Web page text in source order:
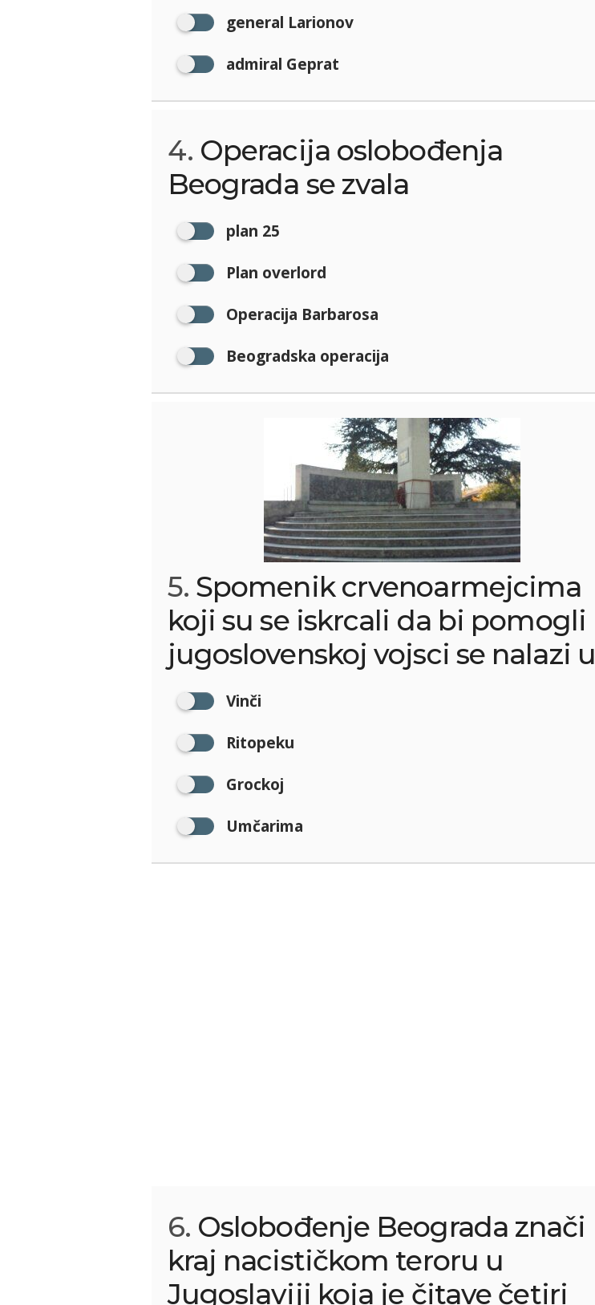
general Larionov
admiral Geprat
4. Operacija oslobođenja
Beograda se zvala
plan 25
Plan overlord
Operacija Barbarosa
Beogradska operacija
5. Spomenik crvenoarmejcima
koji su se iskrcali da bi pomogli
jugoslovenskoj vojsci se nalazi u
Vinči
Ritopeku
Grockoj
Umčarima
6. Oslobođenje Beograda znači
kraj nacističkom teroru u
Jugoslaviji koja je čitave četiri